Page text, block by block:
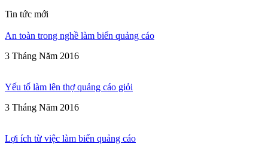
Tin tức mới
An toàn trong nghề làm biển quảng cáo
3 Tháng Năm 2016
Yếu tố làm lên thợ quảng cáo giỏi
3 Tháng Năm 2016
Lợi ích từ việc làm biển quảng cáo